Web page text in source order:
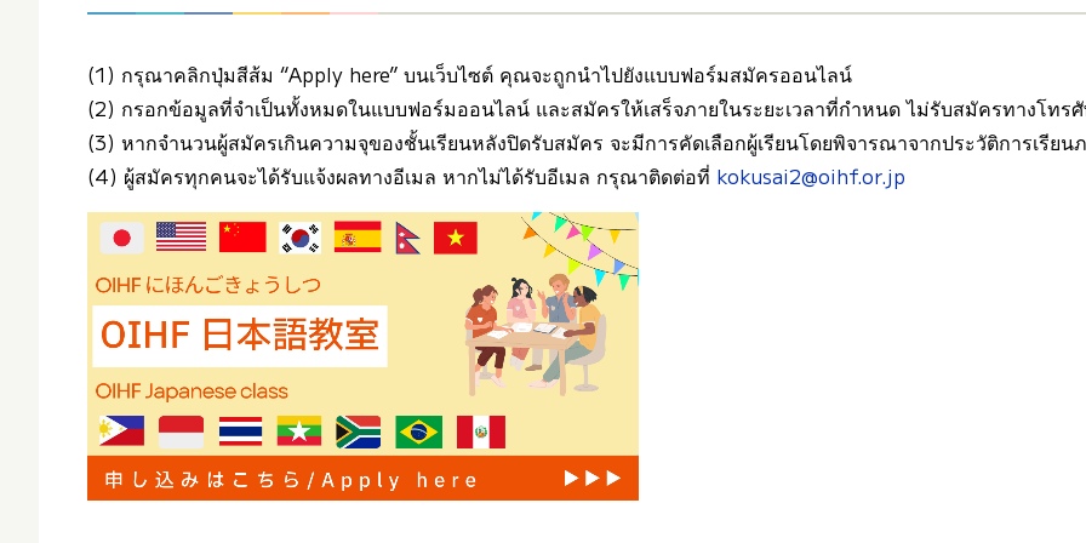
(1) กรุณาคลิกปุ่มสีส้ม “Apply here” บนเว็บไซต์ คุณจะถูกนำไปยังแบบฟอร์มสมัครออนไลน์
(2) กรอกข้อมูลที่จำเป็นทั้งหมดในแบบฟอร์มออนไลน์ และสมัครให้เสร็จภายในระยะเวลาที่กำหนด ไม่รับสมัครทางโทร
(3) หากจำนวนผู้สมัครเกินความจุของชั้นเรียนหลังปิดรับสมัคร จะมีการคัดเลือกผู้เรียนโดยพิจารณาจากประวัติการเรีย
(4) ผู้สมัครทุกคนจะได้รับแจ้งผลทางอีเมล หากไม่ได้รับอีเมล กรุณาติดต่อที่ kokusai2@oihf.or.jp